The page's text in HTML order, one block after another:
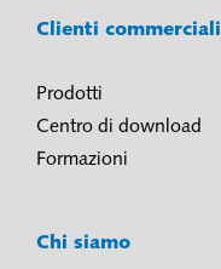
Clienti commerciali
Prodotti
Centro di download
Formazioni
Chi siamo